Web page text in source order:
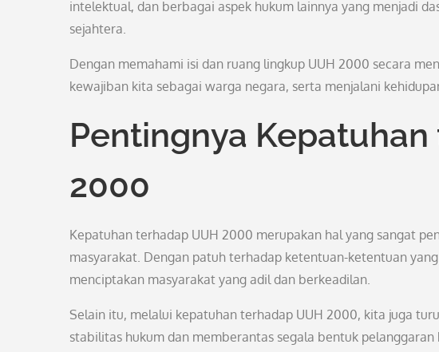
intelektual, dan berbagai aspek hukum lainnya yang menjadi
sejahtera.
Dengan memahami isi dan ruang lingkup UUH 2000 secara
kewajiban kita sebagai warga negara, serta menjalani
Pentingnya
2000
Kepatuhan terhadap UUH 2000 merupakan hal yang sangat
masyarakat. Dengan patuh terhadap ketentuan-ketentuan
menciptakan masyarakat yang adil dan berkeadilan.
Selain itu, melalui kepatuhan terhadap UUH 2000, kita juga
stabilitas hukum dan memberantas segala bentuk